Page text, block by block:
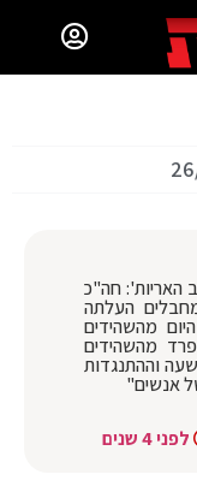
האריות': חה"כ
העלתה
מהשהידים
מהשהידים
וההתנגדות
אנשים"
לפני 4 שנים